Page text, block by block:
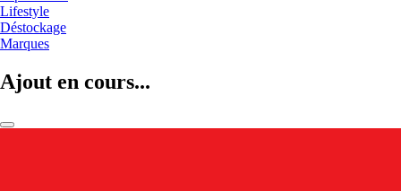
Lifestyle
Déstockage
Marques
Ajout en cours...